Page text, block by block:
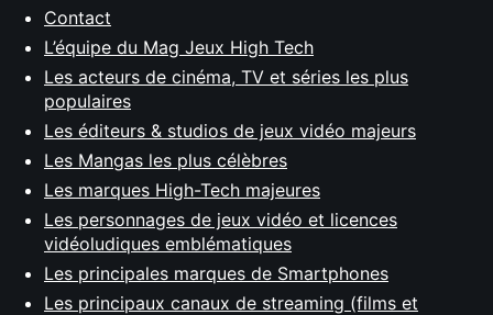
Contact
L’équipe du Mag Jeux High Tech
Les acteurs de cinéma, TV et séries les plus
populaires
Les éditeurs & studios de jeux vidéo majeurs
Les Mangas les plus célèbres
Les marques High-Tech majeures
Les personnages de jeux vidéo et licences
vidéoludiques emblématiques
Les principales marques de Smartphones
Les principaux canaux de streaming (films et